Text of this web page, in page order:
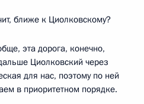
ближе к Циолковскому?
эта дорога, конечно,
Циолковский через
для нас, поэтому по ней
в приоритетном порядке.